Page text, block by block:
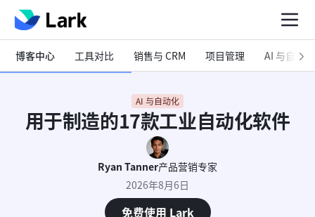
博客中心 工具对比 销售与 CRM 项目管理 AI 与自动化
AI 与自动化
用于制造的17款工业自动化软件
Ryan Tanner产品营销专家
2026年8月6日
免费使用 Lark